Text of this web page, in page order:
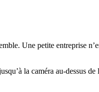
Une petite entreprise
la caméra au-dessus